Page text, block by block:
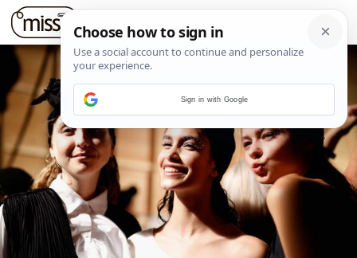
Sign in with Google